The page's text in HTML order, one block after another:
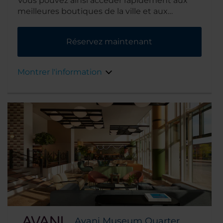
meilleures boutiques de la ville et aux
Réservez maintenant
Montrer l'information